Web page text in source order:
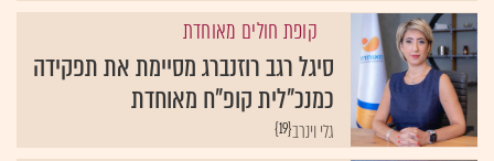
קופת חולים מאוחדת
סיגל רגב רוזנברג מסיימת את תפקידה
כמנכ"לית קופ"ח מאוחדת
{19}גלי וינרב